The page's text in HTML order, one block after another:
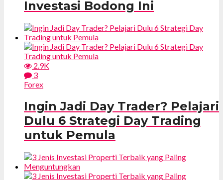
Investasi Bodong Ini
2.9K
3
Forex
Ingin Jadi Day Trader? Pelajari
Dulu 6 Strategi Day Trading
untuk Pemula